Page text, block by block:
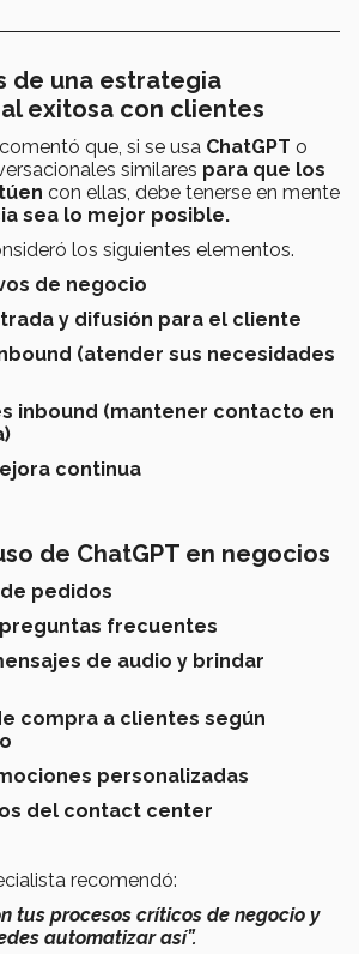
de una estrategia
exitosa con clientes
que, si se usa ChatGPT o
similares para que los
con ellas, debe tenerse en mente
sea lo mejor posible.
los siguientes elementos.
de negocio
y difusión para el cliente
(atender sus necesidades
inbound (mantener contacto en
continua
de ChatGPT en negocios
pedidos
frecuentes
de audio y brindar
compra a clientes según
personalizadas
del contact center
recomendó:
tus procesos críticos de negocio y
automatizar así”.